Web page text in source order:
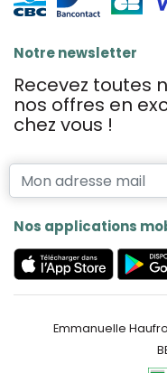
Notre newsletter
Recevez toutes
nos offres en
chez vous !
Nos applications
Emmanuelle